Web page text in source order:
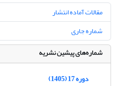
مقالات آماده انتشار
شماره جاری
شماره‌های پیشین نشریه
دوره 17 (1405)